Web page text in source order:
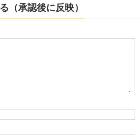
（承認後に反映）